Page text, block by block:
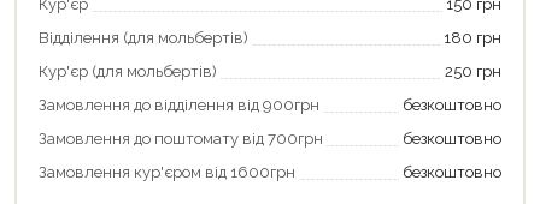
щоб
зекономити
та
отримати
переваги!
картою
єКнига
–
«Національний
кешбек»
та
отримуйте
повернення
Економте
більше
разом
Кур'єр
150 грн
Відділення (для мольбертів)
180 грн
Кур'єр (для мольбертів)
250 грн
Замовлення до відділення від 900грн
безкоштовно
Замовлення до поштомату від 700грн
безкоштовно
Замовлення кур'єром від 1600грн
безкоштовно